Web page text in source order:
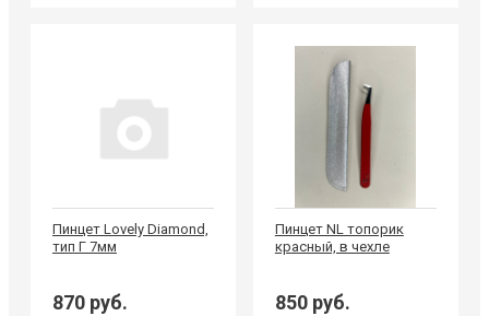
Пинцет Lovely Diamond,
тип Г 7мм
870 руб.
Пинцет NL топорик
красный, в чехле
850 руб.